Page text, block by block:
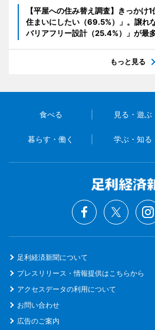
【平屋への住み替え調査】きっかけ
住まいにしたい（69.5%）」。譲れ
バリアフリー設計（25.4%）」が最
もっと見る
食べる 見る・遊ぶ
暮らす・働く 学ぶ・知る
足利経済新聞について
プレスリリース・情報提供はこちらから
アクセスデータの利用について
お問い合わせ
広告のご案内